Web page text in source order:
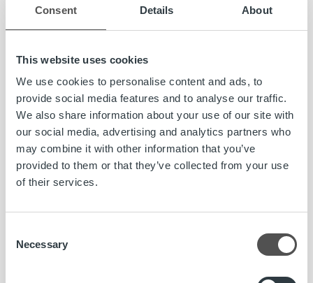
Consent Details About
This website uses cookies
We use cookies to personalise content and ads, to
provide social media features and to analyse our traffic.
We also share information about your use of our site with
our social media, advertising and analytics partners who
may combine it with other information that you’ve
provided to them or that they’ve collected from your use
of their services.
Selection
Necessary
sähköverkkoa verkkoalueinaan Etelä-, Lounais- ja Länsi-
Suomi, Joensuu, Koillismaa sekä Satakunta. Vuonna 2014
perustettuun konserniin kuuluu kaksi erilaista
jakeluyhtiötä: kaupunkiyhtiö Caruna Espoo Oy ja haja-
asutus- alueilla toimiva Caruna Oy. Carunan liikevaihto
vuonna 2020 oli 475,3 miljoonaa euroa ja se työllistää yli
300 henkilöä. Yhtiön omistavat suomalainen
eläkevakuutusyhtiö Elo (7,5 %) sekä kansainväliset
%).www.caruna.fi
Ropo Capital
rahoituspalveluiden tarjoaja Suomessa. Kilpailemme
Pohjoismaiden markkinoilla teknologisena edelläkävijänä –